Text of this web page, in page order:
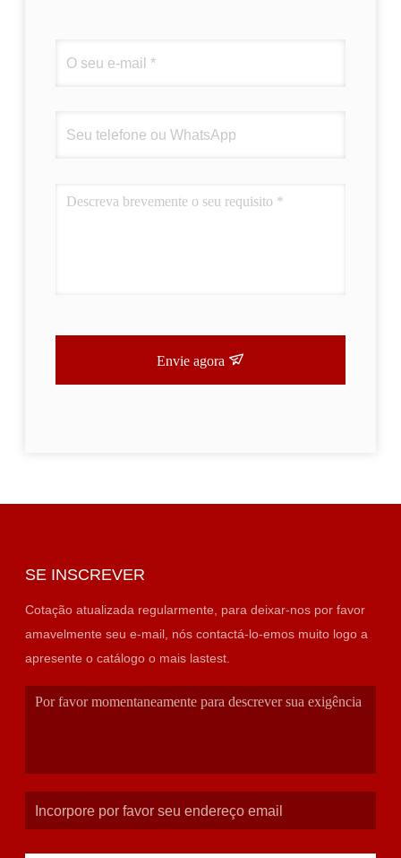
Envie agora
SE INSCREVER
Cotação atualizada regularmente, para deixar-nos por favor
amavelmente seu e-mail, nós contactá-lo-emos muito logo a
apresente o catálogo o mais lastest.